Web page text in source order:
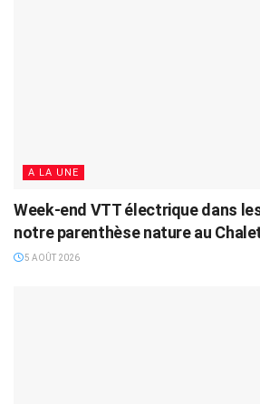
A LA UNE
Week-end VTT électrique dans
notre parenthèse nature au
5 AOÛT 2026